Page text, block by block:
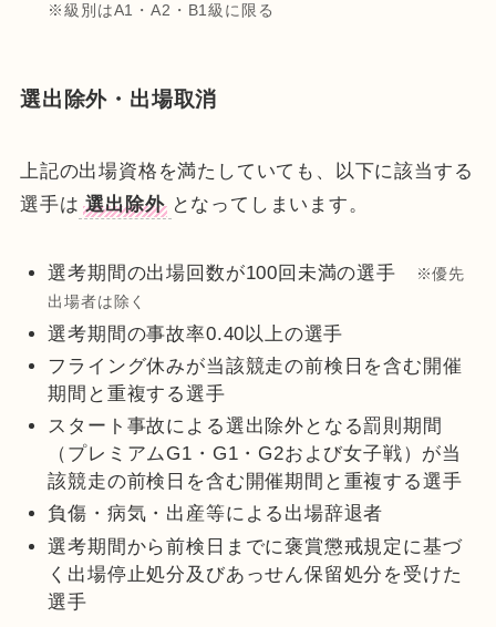
※級別はA1・A2・B1級に限る
選出除外・出場取消
上記の出場資格を満たしていても、以下に該当する
選手は 選出除外 となってしまいます。
選考期間の出場回数が100回未満の選手
※優先
出場者は除く
選考期間の事故率0.40以上の選手
フライング休みが当該競走の前検日を含む開催
期間と重複する選手
スタート事故による選出除外となる罰則期間
（プレミアムG1・G1・G2および女子戦）が当
該競走の前検日を含む開催期間と重複する選手
負傷・病気・出産等による出場辞退者
選考期間から前検日までに褒賞懲戒規定に基づ
く出場停止処分及びあっせん保留処分を受けた
選手